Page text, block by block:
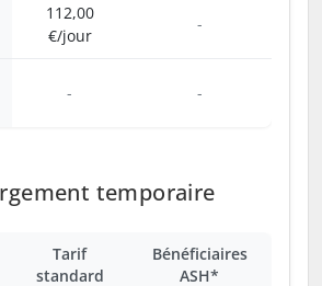
112,00
€/jour
-
- -
temporaire
Tarif
standard
Bénéficiaires
ASH*